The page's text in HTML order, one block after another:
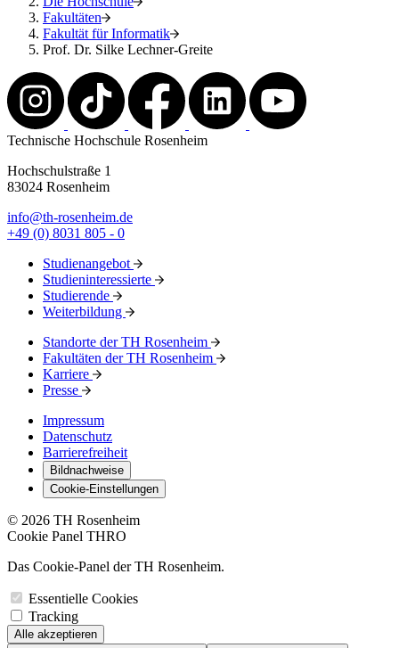
Fakultäten
Fakultät für Informatik
Prof. Dr. Silke Lechner-Greite
Technische Hochschule Rosenheim
Hochschulstraße 1
83024 Rosenheim
info@th-rosenheim.de
+49 (0) 8031 805 - 0
Studienangebot
Studieninteressierte
Studierende
Weiterbildung
Standorte der TH Rosenheim
Fakultäten der TH Rosenheim
Karriere
Presse
Impressum
Datenschutz
Barrierefreiheit
Bildnachweise
Cookie-Einstellungen
© 2026 TH Rosenheim
Cookie Panel THRO
Das Cookie-Panel der TH Rosenheim.
Essentielle Cookies
Tracking
Alle akzeptieren